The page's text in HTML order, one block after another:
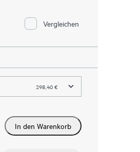
Vergleichen
298,40 €
In den Warenkorb